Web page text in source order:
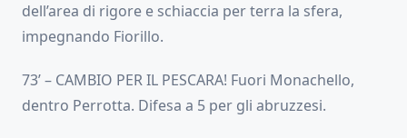
dell’area di rigore e schiaccia per terra la sfera,
impegnando Fiorillo.
73’ – CAMBIO PER IL PESCARA! Fuori Monachello,
dentro Perrotta. Difesa a 5 per gli abruzzesi.